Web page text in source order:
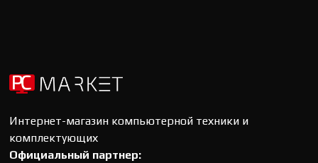
Интернет-магазин компьютерной техники и
комплектующих
Официальный партнер: